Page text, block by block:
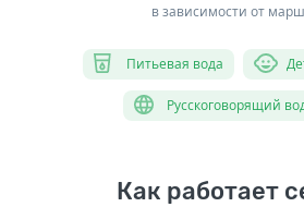
в зависимости от
Питьевая вода
Русскоговорящий
Как работает